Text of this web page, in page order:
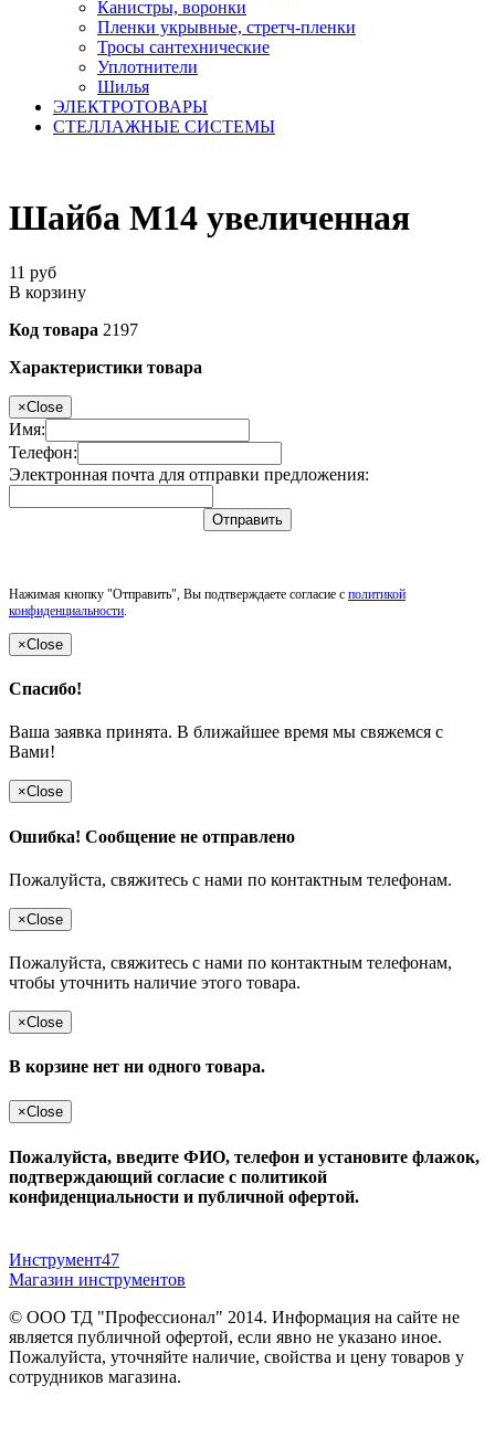
Канистры, воронки
Пленки укрывные, стретч-пленки
Тросы сантехнические
Уплотнители
Шилья
ЭЛЕКТРОТОВАРЫ
СТЕЛЛАЖНЫЕ СИСТЕМЫ
Шайба М14 увеличенная
11 руб
В корзину
Код товара 2197
Характеристики товара
×Close
Имя:
Телефон:
Электронная почта для отправки предложения:
Отправить
Нажимая кнопку "Отправить", Вы подтверждаете согласие с политикой
конфиденциальности.
×Close
Спасибо!
Ваша заявка принята. В ближайшее время мы свяжемся с
Вами!
×Close
Ошибка! Сообщение не отправлено
Пожалуйста, свяжитесь с нами по контактным телефонам.
×Close
Пожалуйста, свяжитесь с нами по контактным телефонам,
чтобы уточнить наличие этого товара.
×Close
В корзине нет ни одного товара.
×Close
Пожалуйста, введите ФИО, телефон и установите флажок,
подтверждающий согласие с политикой
конфиденциальности и публичной офертой.
Инструмент47
Магазин инструментов
© ООО ТД "Профессионал" 2014. Информация на сайте не
является публичной офертой, если явно не указано иное.
Пожалуйста, уточняйте наличие, свойства и цену товаров у
сотрудников магазина.